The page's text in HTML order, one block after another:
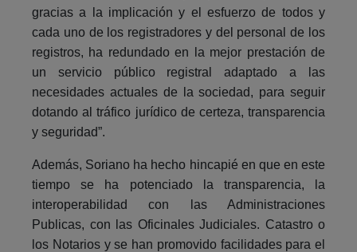
gracias a la implicación y el esfuerzo de todos y
cada uno de los registradores y del personal de los
registros, ha redundado en la mejor prestación de
un servicio público registral adaptado a las
necesidades actuales de la sociedad, para seguir
dotando al tráfico jurídico de certeza, transparencia
y seguridad”.
Además, Soriano ha hecho hincapié en que en este
tiempo se ha potenciado la transparencia, la
interoperabilidad con las Administraciones
Publicas, con las Oficinales Judiciales. Catastro o
los Notarios y se han promovido facilidades para el